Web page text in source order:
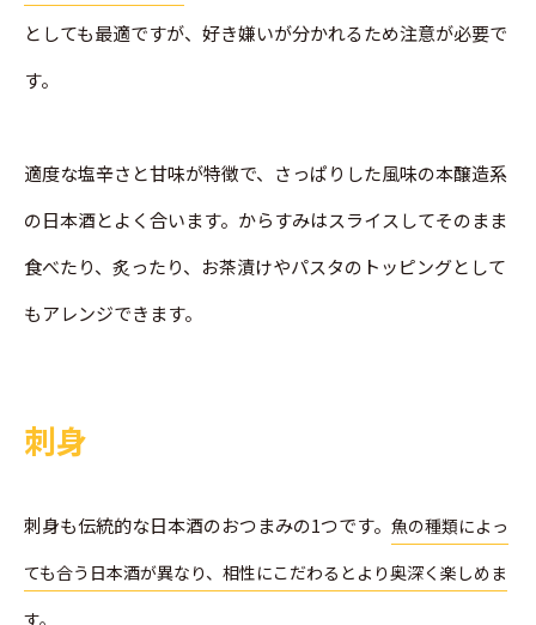
としても最適ですが、好き嫌いが分かれるため注意が必要で
す。
適度な塩辛さと甘味が特徴で、さっぱりした風味の本醸造系
の日本酒とよく合います。からすみはスライスしてそのまま
食べたり、炙ったり、お茶漬けやパスタのトッピングとして
もアレンジできます。
刺身
刺身も伝統的な日本酒のおつまみの1つです。 魚の種類によっ
ても合う日本酒が異なり、相性にこだわるとより奥深く楽しめま
す。